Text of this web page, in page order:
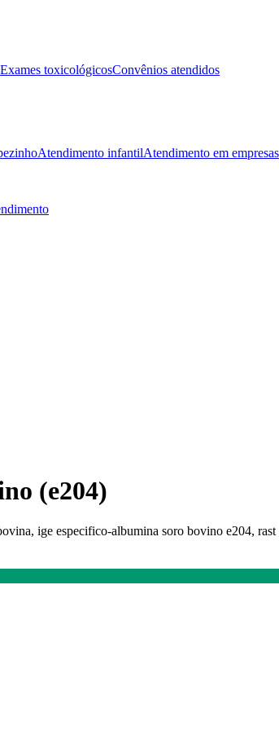
Exames toxicológicosConvênios atendidos
Atendimento infantilAtendimento em empresas
(e204)
ige especifico-albumina soro bovino e204,